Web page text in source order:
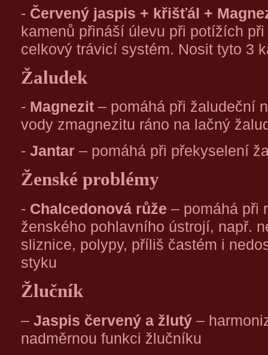
- Červený jaspis + křišťál +
kamenů přináší úlevu při potížích
celkový trávicí systém. Nosit tyto 3
Žaludek
- Magnezit – pomáhá při žaludeční
vody zmagnezitu ráno na lačný
- Jantar – pomáhá při překyselení
Ženské problémy
- Chalcedonová růže – pomáhá při
ženského pohlavního ústrojí, např.
sliznice, polypy, příliš častém i
styku
Žlučník
– Jaspis červený a žlutý –
nadměrnou funkci žlučníku